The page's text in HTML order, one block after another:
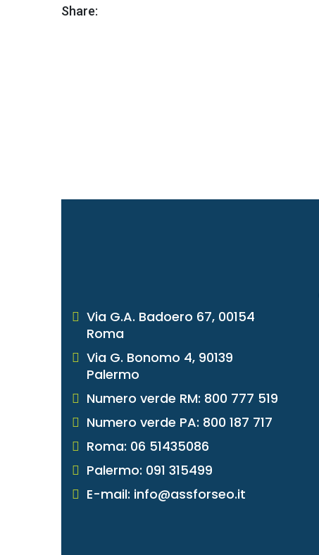
Share:
Via G.A. Badoero 67, 00154
Roma
Via G. Bonomo 4, 90139
Palermo
Numero verde RM: 800 777 519
Numero verde PA: 800 187 717
Roma: 06 51435086
Palermo: 091 315499
E-mail: info@assforseo.it